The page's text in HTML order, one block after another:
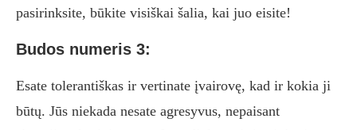
pasirinksite, būkite visiškai šalia, kai juo eisite!
Budos numeris 3:
Esate tolerantiškas ir vertinate įvairovę, kad ir kokia ji
būtų. Jūs niekada nesate agresyvus, nepaisant